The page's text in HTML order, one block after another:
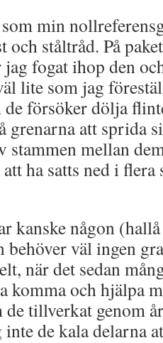
min
och ståltråd. På
jag fogat ihop den
lite som jag
försöker dölja
grenarna att sprida
stammen mellan
ha satts ned i flera
kanske någon
behöver väl ingen
när det sedan
komma och hjälpa
tillverkat genom
de kala delarna